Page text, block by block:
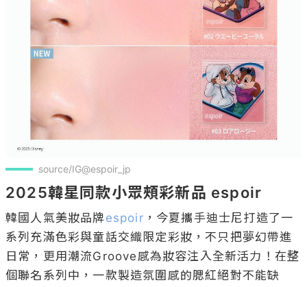
source/IG@espoir_jp
2025韓星同款小眾頰彩新品 espoir
韓國人氣美妝品牌espoir ，今夏攜手迪士尼打造了一
系列充滿色彩與童話交織限定彩妝，不只把夢幻帶進
日常，更用潮流Groove感為妝容注入全新活力！在整
個聯名系列中，一款製造氛圍感的腮紅絕對不能缺